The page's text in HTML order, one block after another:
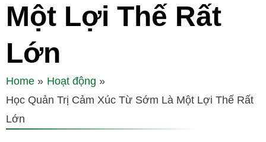
Một Lợi Thế Rất
Lớn
Home
Hoạt động
Học Quản Trị Cảm Xúc Từ Sớm Là Một Lợi Thế Rất
Lớn